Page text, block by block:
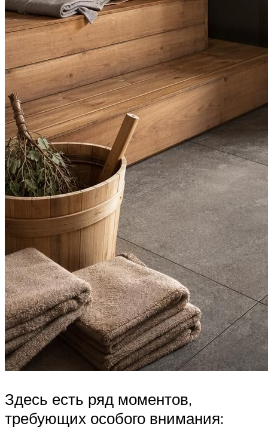
Здесь есть ряд моментов,
требующих особого внимания: